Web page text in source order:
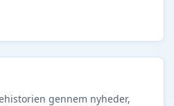
gennem nyheder,